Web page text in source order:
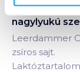
Termékleírás
nagylyukú
Leerdammer
zsíros sajt.